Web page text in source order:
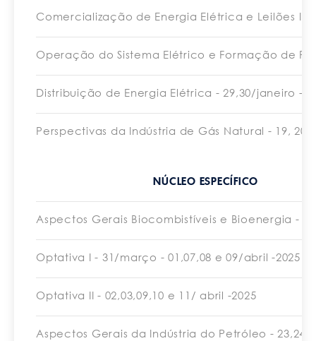
Comercialização de Energia Elétrica e Leilões I -
Operação do Sistema Elétrico e Formação de
Distribuição de Energia Elétrica - 29,30/janeiro -
Perspectivas da Indústria de Gás Natural - 19, 20,
NÚCLEO ESPECÍFICO
Aspectos Gerais Biocombistíveis e Bioenergia -
Optativa I - 31/março - 01,07,08 e 09/abril -2025
Optativa II - 02,03,09,10 e 11/ abril -2025
Aspectos Gerais da Indústria do Petróleo -